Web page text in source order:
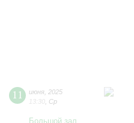
11 июня 2025
13:30 Ср
Большой зал